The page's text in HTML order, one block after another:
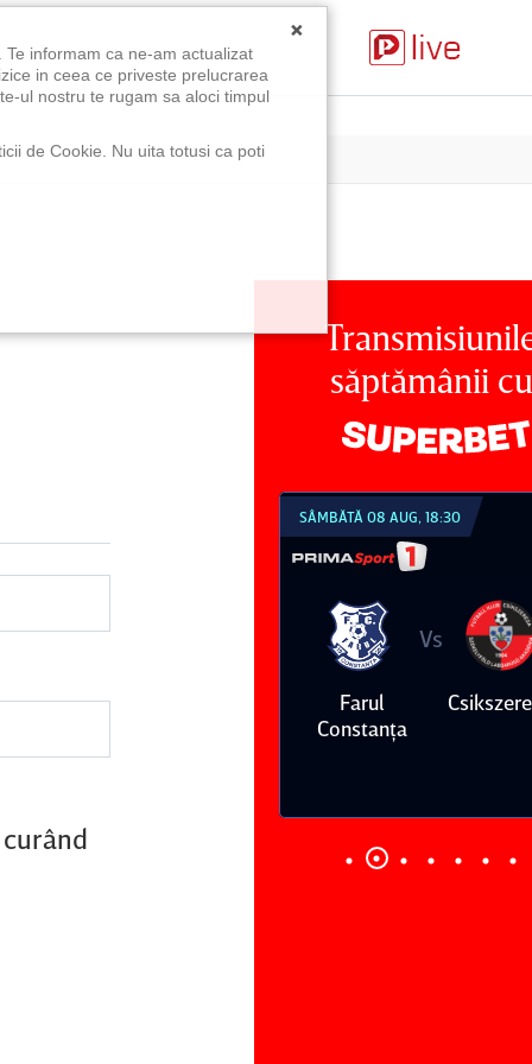
săptămânii cu
Farul
Vs
SÂMBĂTĂ 08 AUG, 21:30
Dinamo
Vs
FC
×
informam ca ne-am actualizat
in ceea ce priveste prelucrarea
ul nostru te rugam sa aloci timpul
de Cookie. Nu uita totusi ca poti